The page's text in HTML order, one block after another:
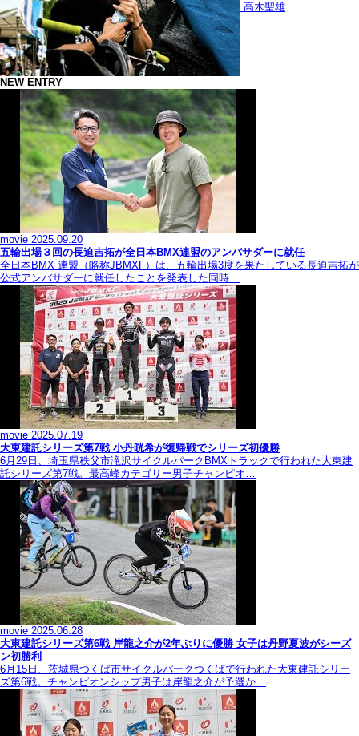
高木聖雄
NEW ENTRY
movie 2025.09.20
五輪出場３回の長迫吉拓が全日本BMX連盟のアンバサダーに就任
全日本BMX 連盟（略称JBMXF）は、五輪出場3度を果たしている長迫吉拓が
公式アンバサダーに就任したことを発表した同時…
movie 2025.07.19
大東建託シリーズ第7戦 ⼩丹晄希が復帰戦でシリーズ初優勝
6月29日、埼玉県秩父市滝沢サイクルパークBMXトラックで行われた大東建
託シリーズ第7戦。最高峰カテゴリー男子チャンピオ…
movie 2025.06.28
大東建託シリーズ第6戦 岸龍之介が2年ぶりに優勝 女子は丹野夏波がシーズ
ン初勝利
6月15日、茨城県つくば市サイクルパークつくばで行われた大東建託シリー
ズ第6戦。チャンピオンシップ男子は岸龍之介が予選か…